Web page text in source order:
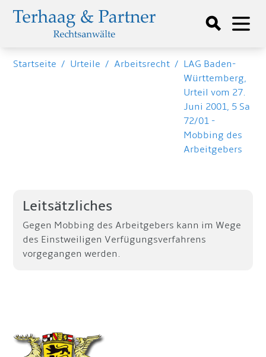
Startseite / Urteile / Arbeitsrecht / LAG Baden-
Württemberg,
Urteil vom 27.
Juni 2001, 5 Sa
72/01 -
Mobbing des
Arbeitgebers
Leitsätzliches
Gegen Mobbing des Arbeitgebers kann im Wege
des Einstweiligen Verfügungsverfahrens
vorgegangen werden.